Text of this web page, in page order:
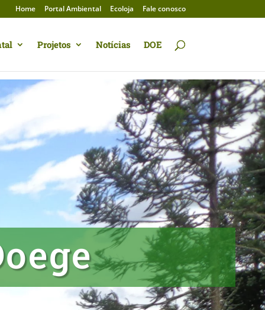
Home Portal Ambiental Ecoloja Fale conosco
Projetos Notícias DOE